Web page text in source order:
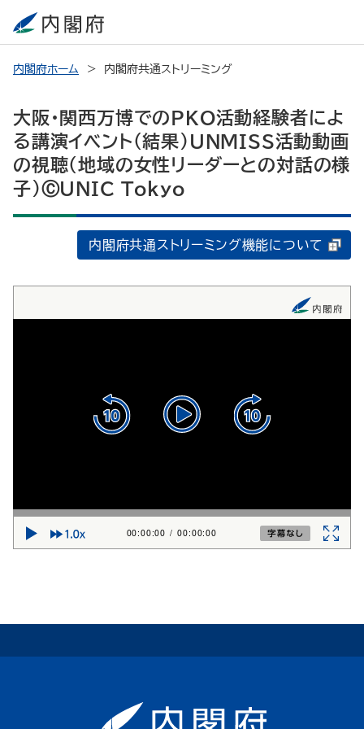
内閣府ホーム 内閣府共通ストリーミング
大阪・関西万博でのPKO活動経験者によ
る講演イベント（結果）UNMISS活動動画
の視聴（地域の女性リーダーとの対話の様
子）ⒸUNIC Tokyo
内閣府共通ストリーミング機能について
00:00:00 / 00:00:00